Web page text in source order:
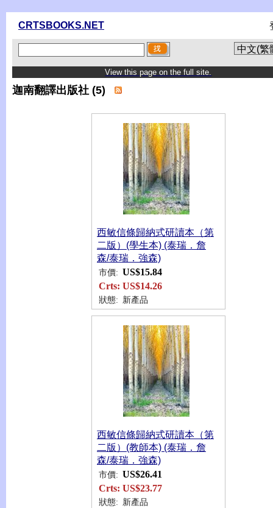
CRTSBOOKS.NET
View this page on the full site.
迦南翻譯出版社 (5)
西敏信條歸納式研讀本（第
二版）(學生本) (泰瑞．詹
森/泰瑞．強森)
市價: US$15.84
Crts: US$14.26
狀態: 新產品
西敏信條歸納式研讀本（第
二版）(教師本) (泰瑞．詹
森/泰瑞．強森)
市價: US$26.41
Crts: US$23.77
狀態: 新產品